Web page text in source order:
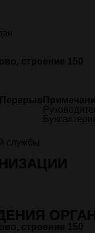
строение 150
Перерыв
службы
строение 150